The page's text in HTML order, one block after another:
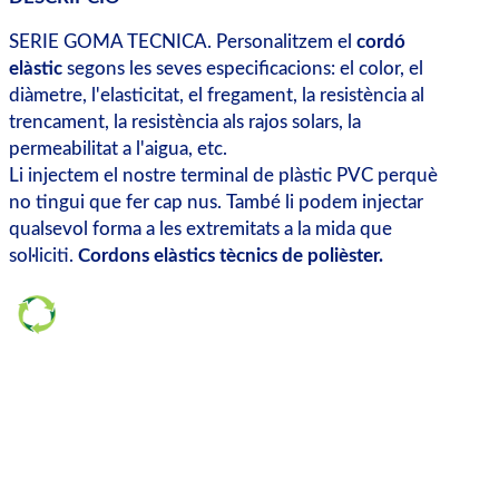
SERIE GOMA TECNICA. Personalitzem el cordó
elàsticsegons les seves especificacions: el color, el
diàmetre, l'elasticitat, el fregament, la resistència al
trencament, la resistència als rajos solars, la
permeabilitat a l'aigua, etc.
Li injectem el nostre terminal de plàstic PVC perquè
no tingui que fer cap nus. També li podem injectar
qualsevol forma a les extremitats a la mida que
sol·liciti. Cordons elàstics tècnics de polièster.